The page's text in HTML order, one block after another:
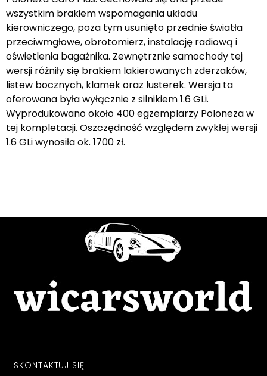
wszystkim brakiem wspomagania układu
kierowniczego, poza tym usunięto przednie światła
przeciwmgłowe, obrotomierz, instalację radiową i
oświetlenia bagażnika. Zewnętrznie samochody tej
wersji różniły się brakiem lakierowanych zderzaków,
listew bocznych, klamek oraz lusterek. Wersja ta
oferowana była wyłącznie z silnikiem 1.6 GLi.
Wyprodukowano około 400 egzemplarzy Poloneza w
tej kompletacji. Oszczędność względem zwykłej wersji
1.6 GLi wynosiła ok. 1700 zł.
SKONTAKTUJ SIĘ